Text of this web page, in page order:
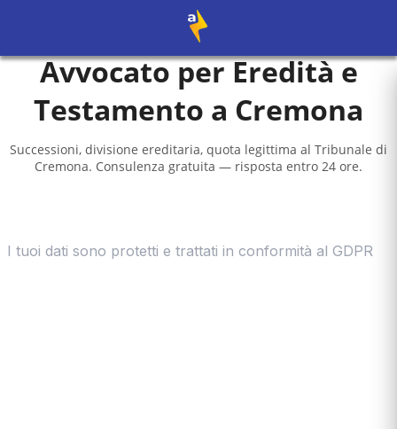
Avvocato per Eredità e
Testamento a Cremona
Successioni, divisione ereditaria, quota legittima al Tribunale di
Cremona. Consulenza gratuita — risposta entro 24 ore.